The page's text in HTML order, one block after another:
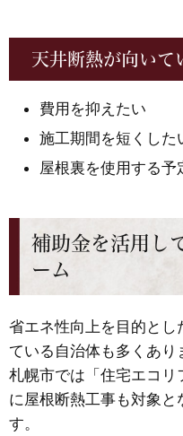
天井断熱が向いて
費用を抑えたい
施工期間を短くした
屋根裏を使用する予
補助金を活用し
ーム
省エネ性向上を目的とし
ている自治体も多くあり
札幌市では「住宅エコリ
に屋根断熱工事も対象と
す。